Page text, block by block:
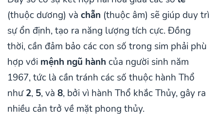
(thuộc dương) và chẵn (thuộc âm) sẽ giúp duy trì
sự ổn định, tạo ra năng lượng tích cực. Đồng
thời, cần đảm bảo các con số trong sim phải phù
hợp với mệnh ngũ hành của người sinh năm
1967, tức là cần tránh các số thuộc hành Thổ
như2, 5, và 8, bởi vì hành Thổ khắc Thủy, gây ra
nhiều cản trở về mặt phong thủy.